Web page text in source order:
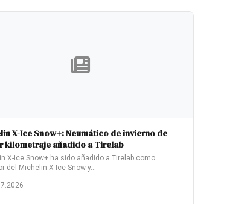
X-Ice Snow+: Neumático de invierno de
kilometraje añadido a Tirelab
X-Ice Snow+ ha sido añadido a Tirelab como
del Michelin X-Ice Snow y…